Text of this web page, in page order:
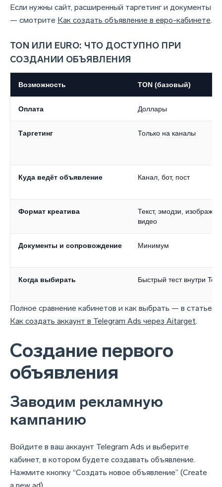
Если нужны сайт, расширенный таргетинг и документы
— смотрите Как создать объявление в евро-кабинете.
TON ИЛИ EURO: ЧТО ДОСТУПНО ПРИ
СОЗДАНИИ ОБЪЯВЛЕНИЯ
Возможность TON (базовый)
Оплата Доллары
Таргетинг Только на каналы
Куда ведёт объявление Канал, бот, пост
Формат креатива
Текст, эмодзи,
видео
Документы и сопровождение Минимум
Когда выбирать Быстрый тест внутри
Полное сравнение кабинетов и как выбрать — в статье
Как создать аккаунт в Telegram Ads через Aitarget.
Создание первого
объявления
Заводим рекламную
кампанию
Войдите в ваш аккаунт Telegram Ads и выберите
кабинет, в котором будете создавать объявление.
Нажмите кнопку “Создать новое объявление” (Create